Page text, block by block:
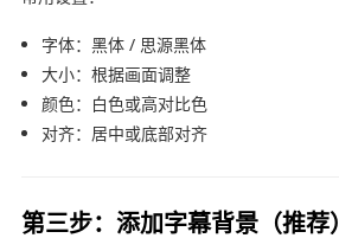
字体：黑体 / 思源黑体
大小：根据画面调整
颜色：白色或高对比色
对齐：居中或底部对齐
第三步：添加字幕背景（推荐）